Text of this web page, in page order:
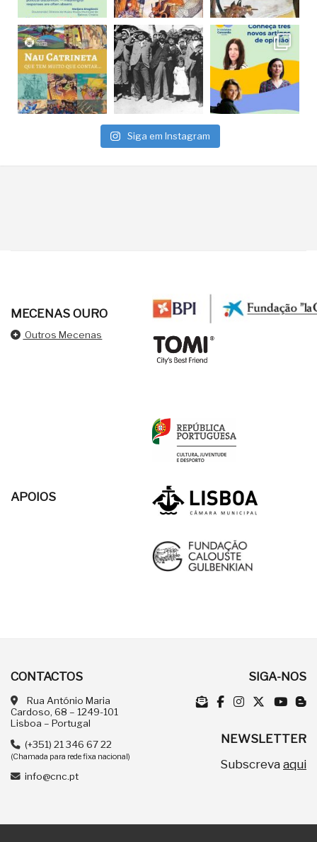
Siga em Instagram
MECENAS OURO
Outros Mecenas
APOIOS
CONTACTOS
Rua António Maria
Cardoso, 68 – 1249-101
Lisboa – Portugal
(+351) 21 346 67 22
(Chamada para rede fixa nacional)
info@cnc.pt
SIGA-NOS
NEWSLETTER
Subscreva aqui